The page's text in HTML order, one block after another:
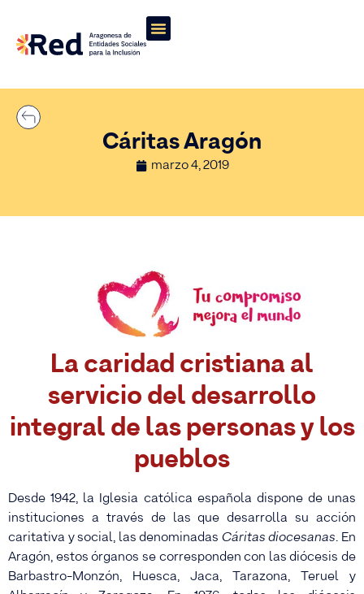
Cáritas Aragón
marzo 4, 2019
La caridad cristiana al
servicio del desarrollo
integral de las personas y los
pueblos
Desde 1942, la Iglesia católica española dispone de unas
instituciones a través de las que desarrolla su acción
caritativa y social, las denominadas Cáritas diocesanas. En
Aragón, estos órganos se corresponden con las diócesis de
Barbastro-Monzón, Huesca, Jaca, Tarazona, Teruel y